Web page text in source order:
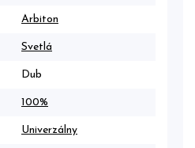
Arbiton
Svetlá
Dub
100%
Univerzálny